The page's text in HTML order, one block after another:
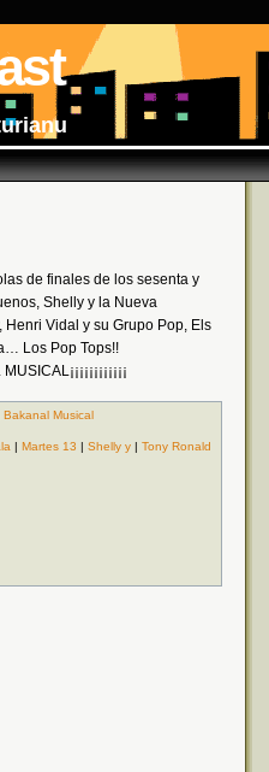
de finales de los sesenta y
Shelly y la Nueva
Henri Vidal y su Grupo Pop, Els
Los Pop Tops!!
Bakanal Musical
| Martes 13 | Shelly y | Tony Ronald